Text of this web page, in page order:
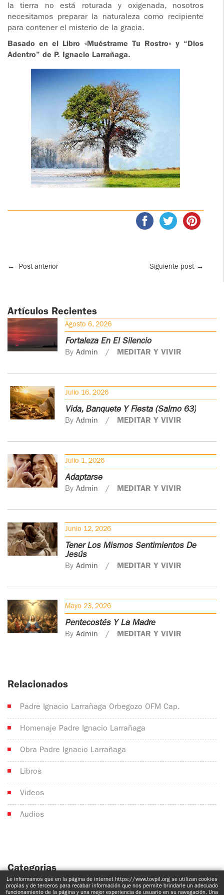
la tierra no está roturada y oxigenada, nosotros
necesitamos preparar la naturaleza como recipiente
para contener el misterio de la gracia.
Basado en el Libro «Muéstrame Tu Rostro» y “Dios
Adentro” de P. Ignacio Larrañaga.
← Post anterior Siguiente post →
Artículos Recientes
Agosto 6, 2026
Fortaleza En El Silencio
By Admin MEDITAR Y VIVIR
Julio 16, 2026
Vida, Banquete Y Fiesta (Salmo 63)
By Admin MEDITAR Y VIVIR
Julio 1, 2026
Adaptarse
By Admin MEDITAR Y VIVIR
Junio 12, 2026
Tener Los Mismos Sentimientos De
Jesús
By Admin MEDITAR Y VIVIR
Mayo 23, 2026
Pentecostés Y La Madre
By Admin MEDITAR Y VIVIR
Relacionados
Padre Ignacio Larrañaga Orbegozo OFM Cap.
Homenaje Padre Ignacio Larrañaga
Obra Padre Ignacio Larrañaga
Libros
Videos
Audios
Categorias
No hay categorías
Le informamos que en la página de internet https://www.tovpil.org se utilizan cookies
propias y de terceros para recabar información que nos permite brindarle un adecuado
funcionamiento de la página y una mejor experiencia de usuario en su navegación. Una